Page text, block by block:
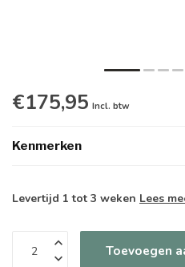
€175,95 Incl. btw
Kenmerken
Levertijd 1 tot 3 weken Lees
Toevoegen